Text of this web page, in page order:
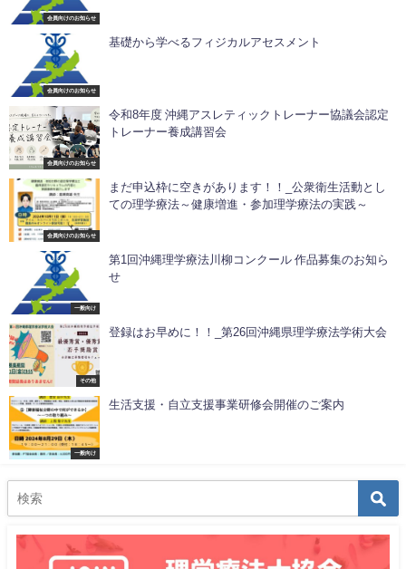
会員向けのお知らせ
会員向けのお知らせ
基礎から学べるフィジカルアセスメント
会員向けのお知らせ
令和8年度 沖縄アスレティックトレーナー協議会認定
トレーナー養成講習会
会員向けのお知らせ
まだ申込枠に空きがあります！！_公衆衛生活動とし
ての理学療法～健康増進・参加理学療法の実践～
一般向け
第1回沖縄理学療法川柳コンクール 作品募集のお知ら
せ
その他
登録はお早めに！！_第26回沖縄県理学療法学術大会
一般向け
生活支援・自立支援事業研修会開催のご案内